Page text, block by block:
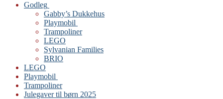
Godleg
Gabby’s Dukkehus
Playmobil
Trampoliner
LEGO
Sylvanian Families
BRIO
LEGO
Playmobil
Trampoliner
Julegaver til børn 2025